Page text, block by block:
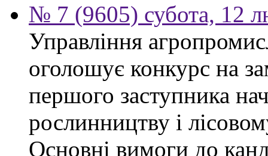
№ 7 (9605) субота, 12
Управління
оголошує конкурс на
першого заступника
рослинництву і
Основні вимоги до